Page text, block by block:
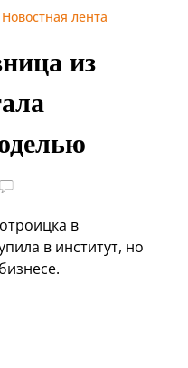
Новостная лента
из
в
в институт, но